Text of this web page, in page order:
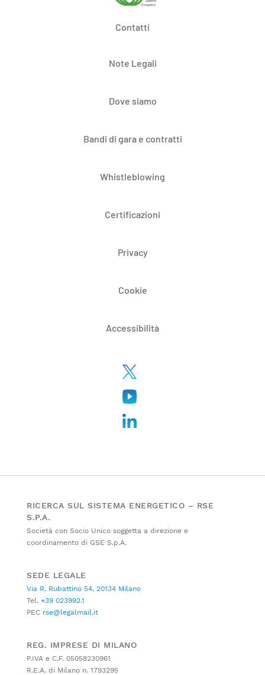
Contatti
Note Legali
Dove siamo
Bandi di gara e contratti
Whistleblowing
Certificazioni
Privacy
Cookie
Accessibilità
RICERCA SUL SISTEMA ENERGETICO – RSE
S.P.A.
Società con Socio Unico soggetta a direzione e
coordinamento di GSE S.p.A.
SEDE LEGALE
Via R. Rubattino 54, 20134 Milano
Tel. +39 023992.1
PEC rse@legalmail.it
REG. IMPRESE DI MILANO
P.IVA e C.F. 05058230961
R.E.A. di Milano n. 1793295